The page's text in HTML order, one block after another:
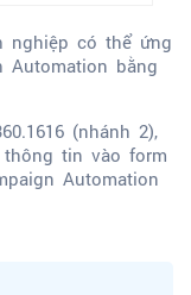
nghiệp có thể ứng
bằng
(nhánh 2),
thông tin vào form
Automation